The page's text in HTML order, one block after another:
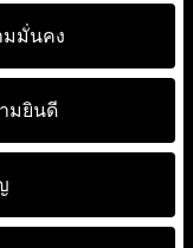
มั่นคง
มยินดี